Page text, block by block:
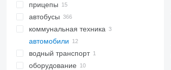
прицепы
автобусы
коммунальная техника
коммунальные машины
мусоровозы
автомобили
водный транспорт
лодки
оборудование